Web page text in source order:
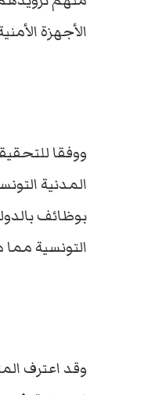
الأجهزة
ووفقا
المدنية
بوظائف
التونسية مما
وقد اعترف